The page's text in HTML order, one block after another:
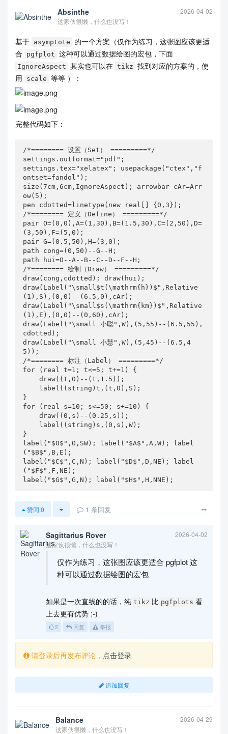
Absinthe
2026-04-02
这家伙很懒，什么也没写！
基于 asymptote
的一个方案（仅作为练习，这张图应该更适
合
pgfplot 这种可以通过数据绘图的宏包，下面
IgnoreAspect 其实也可以在 tikz 找到对应的方案的，使
用
scale 等等 ）：
完整代码如下：
/*======== 设置（Set） =========*/
settings.outformat="pdf";
settings.tex="xelatex"; usepackage("ctex","f
ontset=fandol");
size(7cm,6cm,IgnoreAspect); arrowbar cAr=Arr
ow(5);
pen cdotted=linetype(new real[] {0,3});
/*======== 定义（Define） =========*/
pair O=(0,0),A=(1,30),B=(1.5,30),C=(2,50),D=
(3,50),F=(5,0);
pair G=(0.5,50),H=(3,0);
path cong=(0,50)--G--H;
path hui=O--A--B--C--D--F--H;
/*======== 绘制（Draw） =========*/
draw(cong,cdotted); draw(hui);
draw(Label("\small$t(\mathrm{h})$",Relative
(1),S),(0,0)--(6.5,0),cAr);
draw(Label("\small$s(\mathrm{km})$",Relative
(1),E),(0,0)--(0,60),cAr);
draw(Label("\small 小聪",W),(5,55)--(6.5,55),
cdotted);
draw(Label("\small 小慧",W),(5,45)--(6.5,4
5));
/*======== 标注（Label） =========*/
for (real t=1; t<=5; t+=1) {
    draw((t,0)--(t,1.5));
}
for (real s=10; s<=50; s+=10) {
    draw((0,s)--(0.25,s));
}
label("$O$",O,SW); label("$A$",A,W); label
("$B$",B,E);
label("$C$",C,N); label("$D$",D,NE); label
("$F$",F,NE);
label("$G$",G,N); label("$H$",H,NNE);
赞同 0 1 条回复
Sagittarius Rover
2026-04-02
这家伙很懒，什么也没写！
仅作为练习，这张图应该更适合 pgfplot 这
种可以通过数据绘图的宏包
如果是一次直线的的话，纯 tikz 比 pgfplots 看
上去更有优势 ;-)
2 回复 举报
请登录后再发布评论， 点击登录
追加回复
Balance
2026-04-29
这家伙很懒，什么也没写！